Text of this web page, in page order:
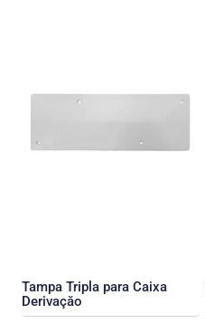
Tampa Tripla para Caixa
Derivaçăo